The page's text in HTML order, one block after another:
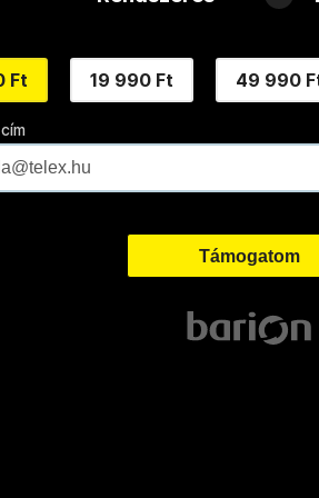
Ft 19 990 Ft 49 990